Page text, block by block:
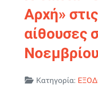
Αρχή»
αίθουσες
Λεπτομέρειες
Κατηγορία: